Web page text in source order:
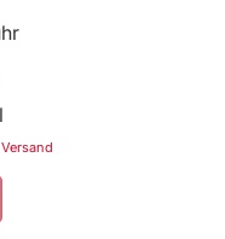
Versand